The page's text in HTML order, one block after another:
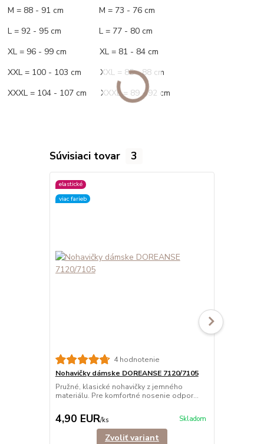
M = 88 - 91 cm M = 73 - 76 cm
L = 92 - 95 cm L = 77 - 80 cm
XL = 96 - 99 cm XL = 81 - 84 cm
XXL = 100 - 103 cm XXL = 85 - 88 cm
XXXL = 104 - 107 cm XXXL = 89 - 92 cm
Súvisiaci tovar 3
elastické
viac farieb
4 hodnotenie
Nohavičky dámske DOREANSE 7120/7105
Pružné, klasické nohavičky z jemného
materiálu. Pre komfortné nosenie odpor...
4,90 EUR/ks Skladom
Zvoliť variant